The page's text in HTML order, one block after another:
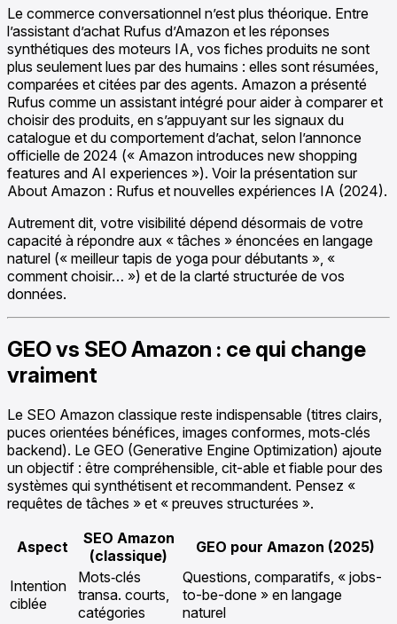
Le commerce conversationnel n’est plus théorique. Entre
l’assistant d’achat Rufus d’Amazon et les réponses
synthétiques des moteurs IA, vos fiches produits ne sont
plus seulement lues par des humains : elles sont résumées,
comparées et citées par des agents. Amazon a présenté
Rufus comme un assistant intégré pour aider à comparer et
choisir des produits, en s’appuyant sur les signaux du
catalogue et du comportement d’achat, selon l’annonce
officielle de 2024 (« Amazon introduces new shopping
features and AI experiences »). Voir la présentation sur
About Amazon : Rufus et nouvelles expériences IA (2024).
Autrement dit, votre visibilité dépend désormais de votre
capacité à répondre aux « tâches » énoncées en langage
naturel (« meilleur tapis de yoga pour débutants », «
comment choisir… ») et de la clarté structurée de vos
données.
GEO vs SEO Amazon : ce qui change
vraiment
Le SEO Amazon classique reste indispensable (titres clairs,
puces orientées bénéfices, images conformes, mots‑clés
backend). Le GEO (Generative Engine Optimization) ajoute
un objectif : être compréhensible, cit-able et fiable pour des
systèmes qui synthétisent et recommandent. Pensez «
requêtes de tâches » et « preuves structurées ».
Aspect
SEO Amazon
(classique)
GEO pour Amazon (2025)
Intention
ciblée
Mots‑clés
transa. courts,
catégories
Questions, comparatifs, « jobs-
to-be-done » en langage
naturel